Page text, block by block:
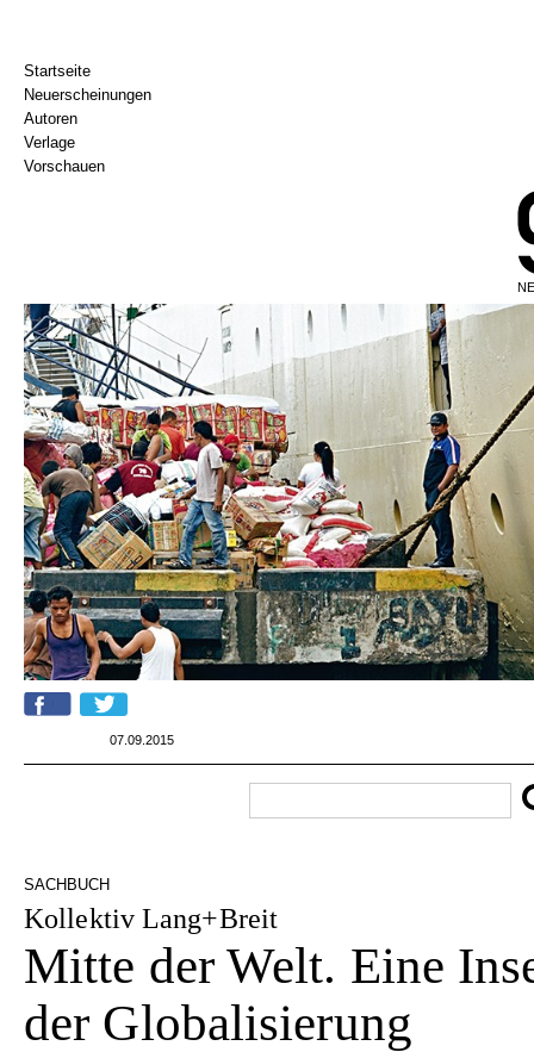
Startseite
Neuerscheinungen
Autoren
Verlage
Vorschauen
07.09.2015
SACHBUCH
Kollektiv Lang+Breit
Mitte der Welt. Eine
der Globalisierung